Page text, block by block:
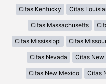
Citas Kentucky Citas
Citas Massachusetts
Citas Mississippi Citas
Citas Nevada Citas New
Citas New Mexico Citas